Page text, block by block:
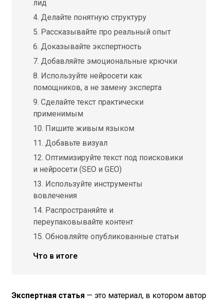
лид
4. Делайте понятную структуру
5. Рассказывайте про реальный опыт
6. Доказывайте экспертность
7. Добавляйте эмоциональные крючки
8. Используйте нейросети как
помощников, а не замену эксперта
9. Сделайте текст практически
применимым
10. Пишите живым языком
11. Добавьте визуал
12. Оптимизируйте текст под поисковики
и нейросети (SEO и GEO)
13. Используйте инструменты
вовлечения
14. Распространяйте и
переупаковывайте контент
15. Обновляйте опубликованные статьи
Что в итоге
Экспертная статья — это материал, в котором автор